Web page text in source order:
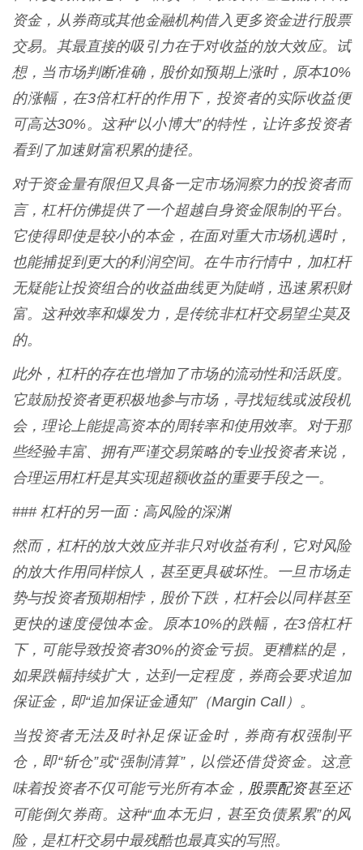
资金，从券商或其他金融机构借入更多资金进行股票
交易。其最直接的吸引力在于对收益的放大效应。试
想，当市场判断准确，股价如预期上涨时，原本10%
的涨幅，在3倍杠杆的作用下，投资者的实际收益便
可高达30%。这种“以小博大”的特性，让许多投资者
看到了加速财富积累的捷径。
对于资金量有限但又具备一定市场洞察力的投资者而
言，杠杆仿佛提供了一个超越自身资金限制的平台。
它使得即使是较小的本金，在面对重大市场机遇时，
也能捕捉到更大的利润空间。在牛市行情中，加杠杆
无疑能让投资组合的收益曲线更为陡峭，迅速累积财
富。这种效率和爆发力，是传统非杠杆交易望尘莫及
的。
此外，杠杆的存在也增加了市场的流动性和活跃度。
它鼓励投资者更积极地参与市场，寻找短线或波段机
会，理论上能提高资本的周转率和使用效率。对于那
些经验丰富、拥有严谨交易策略的专业投资者来说，
合理运用杠杆是其实现超额收益的重要手段之一。
### 杠杆的另一面：高风险的深渊
然而，杠杆的放大效应并非只对收益有利，它对风险
的放大作用同样惊人，甚至更具破坏性。一旦市场走
势与投资者预期相悖，股价下跌，杠杆会以同样甚至
更快的速度侵蚀本金。原本10%的跌幅，在3倍杠杆
下，可能导致投资者30%的资金亏损。更糟糕的是，
如果跌幅持续扩大，达到一定程度，券商会要求追加
保证金，即“追加保证金通知”（Margin Call）。
当投资者无法及时补足保证金时，券商有权强制平
仓，即“斩仓”或“强制清算”，以偿还借贷资金。这意
味着投资者不仅可能亏光所有本金， 股票配资甚至还
可能倒欠券商。这种“血本无归，甚至负债累累”的风
险，是杠杆交易中最残酷也最真实的写照。